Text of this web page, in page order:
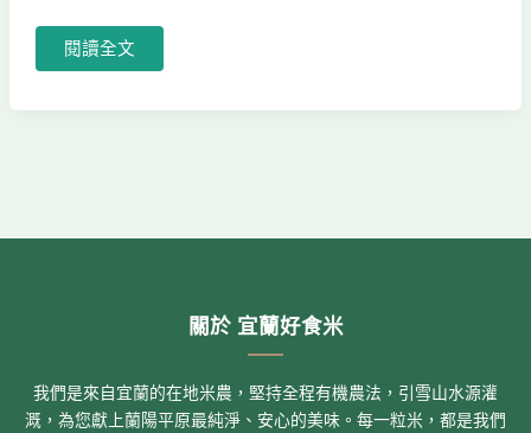
閱讀全文
關於 宜蘭好食米
我們是來自宜蘭的在地米農，堅持全程有機農法，引雪山水源灌
溉，為您獻上蘭陽平原最純淨、安心的美味。每一粒米，都是我們